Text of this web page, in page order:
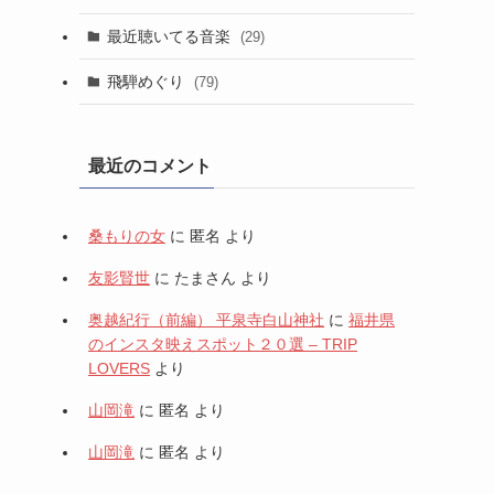
最近聴いてる音楽 (29)
飛騨めぐり (79)
最近のコメント
桑もりの女 に 匿名 より
友影賢世 に たまさん より
奥越紀行（前編） 平泉寺白山神社 に 福井県
のインスタ映えスポット２０選 – TRIP
LOVERS より
山岡滝 に 匿名 より
山岡滝 に 匿名 より